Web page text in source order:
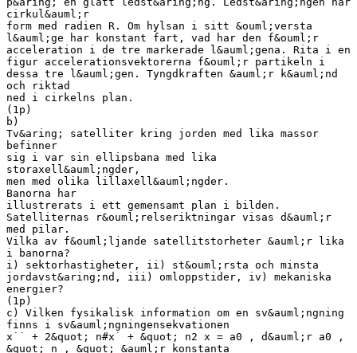
cirkul&auml;r
form med radien R. Om hylsan i sitt &ouml;versta
l&auml;ge har konstant fart, vad har den f&ouml;r
acceleration i de tre markerade l&auml;gena. Rita i en
figur accelerationsvektorerna f&ouml;r partikeln i
dessa tre l&auml;gen. Tyngdkraften &auml;r k&auml;nd
och riktad
ned i cirkelns plan.
(1p)
b)
Tv&aring; satelliter kring jorden med lika massor
befinner
sig i var sin ellipsbana med lika
storaxell&auml;ngder,
men med olika lillaxell&auml;ngder.
Banorna har
illustrerats i ett gemensamt plan i bilden.
Satelliternas r&ouml;relseriktningar visas d&auml;r
med pilar.
Vilka av f&ouml;ljande satellitstorheter &auml;r lika
i banorna?
i) sektorhastigheter, ii) st&ouml;rsta och minsta
jordavst&aring;nd, iii) omloppstider, iv) mekaniska
energier?
(1p)
c) Vilken fysikalisk information om en sv&auml;ngning
finns i sv&auml;ngningensekvationen
x˙˙ + 2&quot; n#x˙ + &quot; n2 x = a0 , d&auml;r a0 ,
&quot; n , &quot; &auml;r konstanta